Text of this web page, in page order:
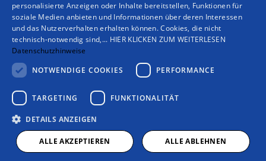
personalisierte Anzeigen oder Inhalte bereitstellen, Funktionen für
soziale Medien anbieten und Informationen über deren Interessen
und das Nutzerverhalten erhalten können. Cookies, die nicht
technisch-notwendig sind,... HIER KLICKEN ZUM WEITERLESEN
Datenschutzhinweise
NOTWENDIGE COOKIES
PERFORMANCE
TARGETING FUNKTIONALITÄT
DETAILS ANZEIGEN
ALLE AKZEPTIEREN ALLE ABLEHNEN